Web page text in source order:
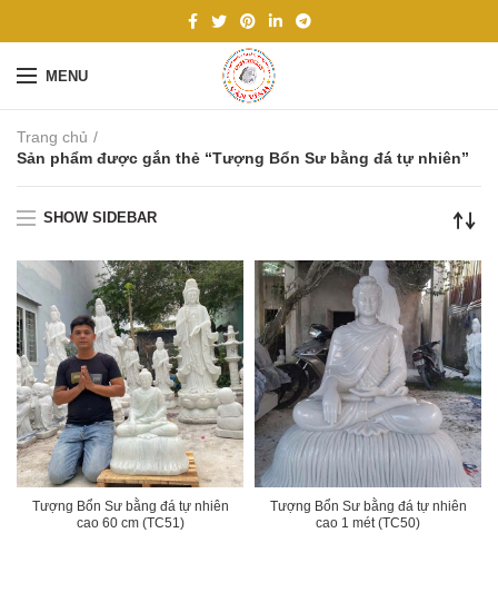
MENU
Trang chủ
Sản phẩm được gắn thẻ “Tượng Bổn Sư bằng đá tự nhiên”
SHOW SIDEBAR
Tượng Bổn Sư bằng đá tự nhiên
cao 60 cm (TC51)
Tượng Bổn Sư bằng đá tự nhiên
cao 1 mét (TC50)